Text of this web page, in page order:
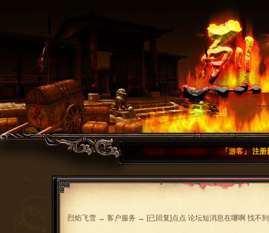
「游客」注册
烈焰飞雪 →客户服务 → [已回复]点点 论坛短消息在哪啊 找不到